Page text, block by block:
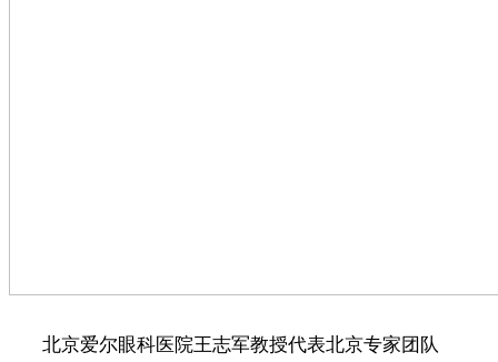
北京爱尔眼科医院王志军教授代表北京专家团队